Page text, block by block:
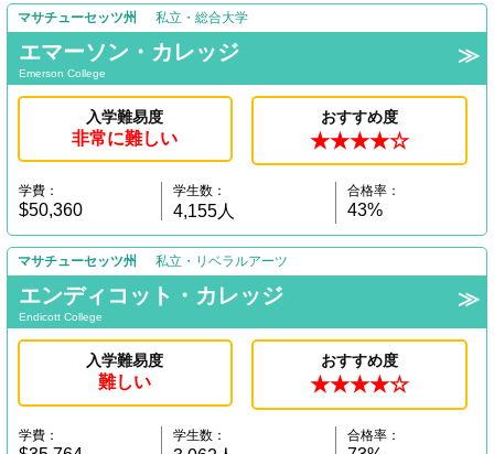
マサチューセッツ州 私立・総合大学
エマーソン・カレッジ
Emerson College
入学難易度
非常に難しい
おすすめ度
★★★★☆
学費：
$50,360
学生数：
4,155人
合格率：
43%
マサチューセッツ州 私立・リベラルアーツ
エンディコット・カレッジ
Endicott College
入学難易度
難しい
おすすめ度
★★★★☆
学費： 学生数： 合格率：